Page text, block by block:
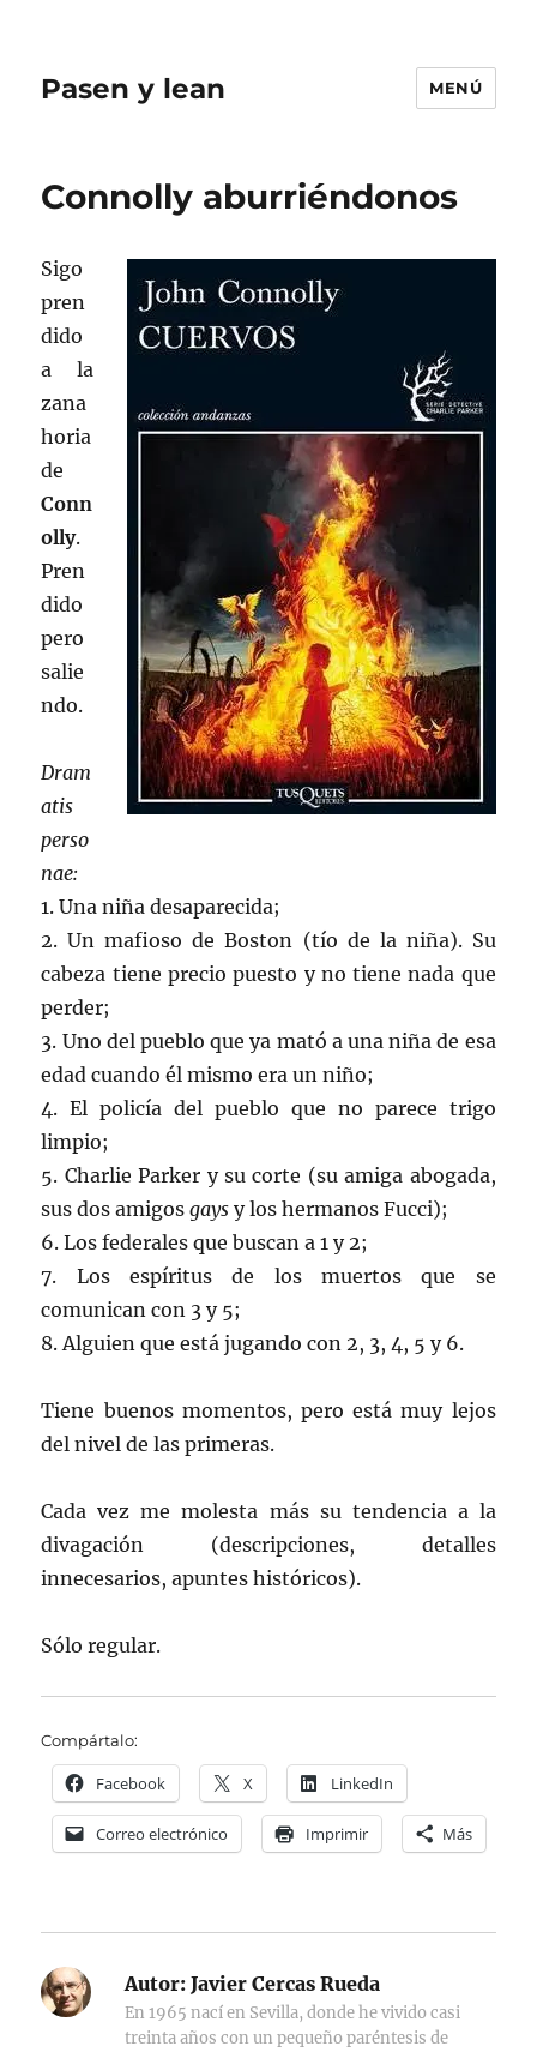
Pasen y lean MENÚ
Connolly aburriéndonos
Sigo
pren
dido
a la
zana
horia
de
Conn
olly.
Pren
dido
pero
salie
ndo.
Dram
atis
perso
nae:
1. Una niña desaparecida;
2. Un mafioso de Boston (tío de la niña). Su
cabeza tiene precio puesto y no tiene nada que
perder;
3. Uno del pueblo que ya mató a una niña de esa
edad cuando él mismo era un niño;
4. El policía del pueblo que no parece trigo
limpio;
5. Charlie Parker y su corte (su amiga abogada,
sus dos amigosgays y los hermanos Fucci);
6. Los federales que buscan a 1 y 2;
7. Los espíritus de los muertos que se
comunican con 3 y 5;
8. Alguien que está jugando con 2, 3, 4, 5 y 6.
Tiene buenos momentos, pero está muy lejos
del nivel de las primeras.
Cada vez me molesta más su tendencia a la
divagación (descripciones, detalles
innecesarios, apuntes históricos).
Sólo regular.
Compártalo:
Facebook X LinkedIn
Correo electrónico Imprimir Más
Autor: Javier Cercas Rueda
En 1965 nací en Sevilla, donde he vivido casi
treinta años con un pequeño paréntesis de